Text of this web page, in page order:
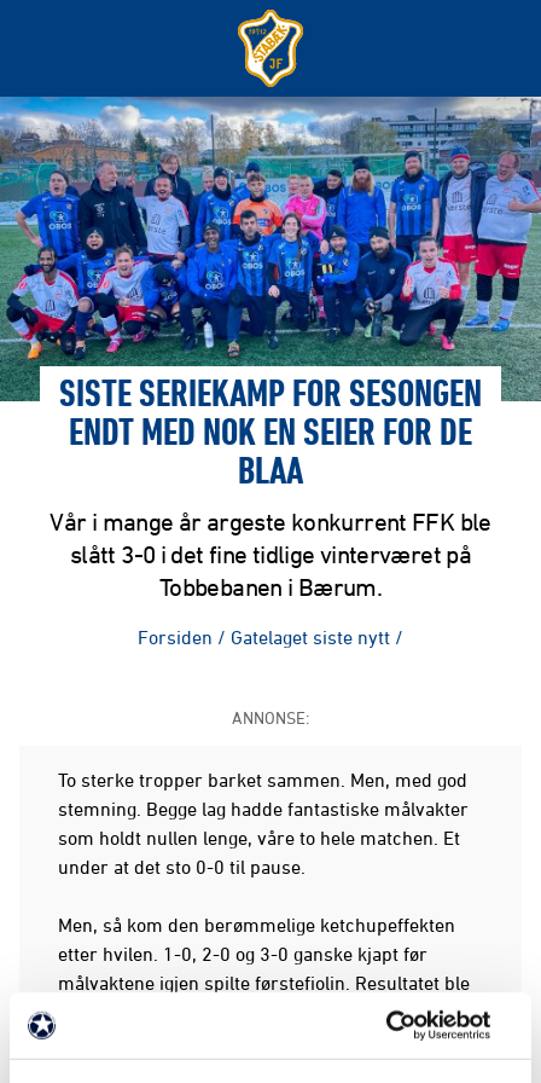
SISTE SERIEKAMP FOR SESONGEN
ENDT MED NOK EN SEIER FOR DE
BLAA
Vår i mange år argeste konkurrent FFK ble
slått 3-0 i det fine tidlige vinterværet på
Tobbebanen i Bærum.
Forsiden / Gatelaget siste nytt /
ANNONSE:
To sterke tropper barket sammen. Men, med god
stemning. Begge lag hadde fantastiske målvakter
som holdt nullen lenge, våre to hele matchen. Et
under at det sto 0-0 til pause.
Men, så kom den berømmelige ketchupeffekten
etter hvilen. 1-0, 2-0 og 3-0 ganske kjapt før
målvaktene igjen spilte førstefiolin. Resultatet ble
3-0 ikke ofte vi har holdt nullen mot laget fra